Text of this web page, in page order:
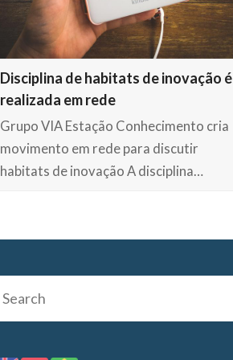
Disciplina de habitats de inovação é
realizada em rede
Grupo VIA Estação Conhecimento cria
movimento em rede para discutir
habitats de inovação A disciplina…